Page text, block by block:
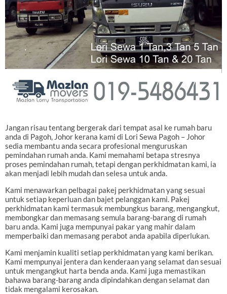
Jangan risau tentang bergerak dari tempat asal ke rumah baru
anda di Pagoh, Johor kerana kami di Lori Sewa Pagoh – Johor
sedia membantu anda secara profesional menguruskan
pemindahan rumah anda. Kami memahami betapa stresnya
proses pemindahan rumah, tetapi dengan perkhidmatan kami, ia
akan menjadi lebih mudah dan selesa untuk anda.
Kami menawarkan pelbagai pakej perkhidmatan yang sesuai
untuk setiap keperluan dan bajet pelanggan kami. Pakej
perkhidmatan kami termasuk membungkus barang, mengangkut,
membongkar dan memasang semula barang-barang di rumah
baru anda. Kami juga mempunyai pakar yang mahir dalam
memperbaiki dan memasang perabot anda apabila diperlukan.
Kami menjamin kualiti setiap perkhidmatan yang kami berikan.
Kami mempunyai jentera dan kenderaan yang selamat dan sesuai
untuk mengangkut harta benda anda. Kami juga memastikan
bahawa barang-barang anda dipindahkan dengan selamat dan
tidak mengalami kerosakan.